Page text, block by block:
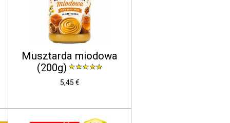
Musztarda miodowa
(200g)
5,45 €